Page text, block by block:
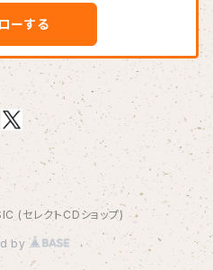
ーする
(セレクトCDショップ)
by